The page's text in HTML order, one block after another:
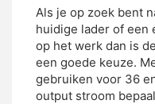
Als je op zoek bent
huidige lader of een
op het werk dan is
een goede keuze.
gebruiken voor 36
output stroom